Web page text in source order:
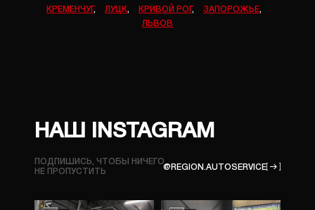
КРЕМЕНЧУГ, ЛУЦК, КРИВОЙ РОГ, ЗАПОРОЖЬЕ,
ЛЬВОВ
НАШ INSTAGRAM
ПОДПИШИСЬ, ЧТОБЫ НИЧЕГО
НЕ ПРОПУСТИТЬ
@REGION.AUTOSERVICE